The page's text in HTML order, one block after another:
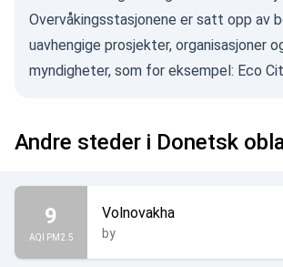
Overvåkingsstasjonene er satt opp av
uavhengige prosjekter, organisasjoner
myndigheter, som for eksempel: Eco
Andre steder i Donetsk
9
AQI PM2.5
Volnovakha
by